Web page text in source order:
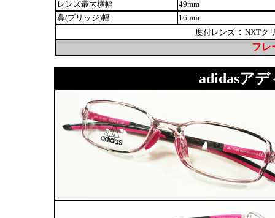
レンズ最大横幅
49mm
鼻(ブリッジ)幅
16mm
度付レンズ ： NXTク
フレ
adidasアデ